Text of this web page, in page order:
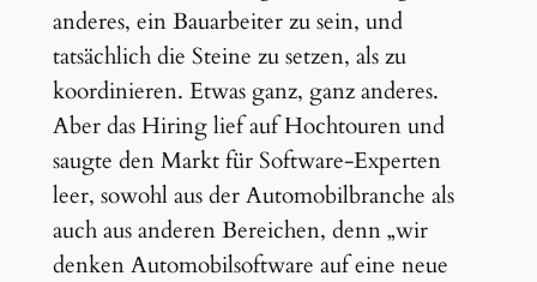
anderes, ein Bauarbeiter zu sein, und
tatsächlich die Steine zu setzen, als zu
koordinieren. Etwas ganz, ganz anderes.
Aber das Hiring lief auf Hochtouren und
saugte den Markt für Software-Experten
leer, sowohl aus der Automobilbranche als
auch aus anderen Bereichen, denn „wir
denken Automobilsoftware auf eine neue